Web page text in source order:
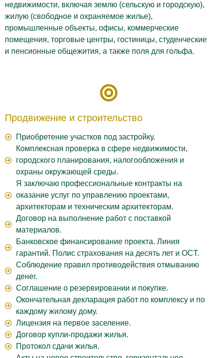
недвижимости, включая землю (сельскую и городскую),
жилую (свободное и охраняемое жилье),
промышленные объекты, офисы, коммерческие
помещения, торговые центры, гостиницы, студенческие
и пенсионные общежития, а также поля для гольфа.
Продвижение и строительство
Приобретение участков под застройку.
Комплексная проверка в сфере недвижимости,
городского планирования, налогообложения и
охраны окружающей среды.
Я заключаю профессиональные контракты на
оказание услуг по управлению проектами,
архитекторам и техническим архитекторам.
Договор на выполнение работ с поставкой
материалов.
Банковское финансирование проекта. Линия
гарантий. Полис страхования на десять лет и OCT.
Соблюдение правил противодействия отмыванию
денег.
Соглашение о резервировании и покупке.
Окончательная декларация работ по комплексу и по
каждому жилому дому.
Лицензия на первое заселение.
Договор купли-продажи жилья.
Протокол сдачи жилья.